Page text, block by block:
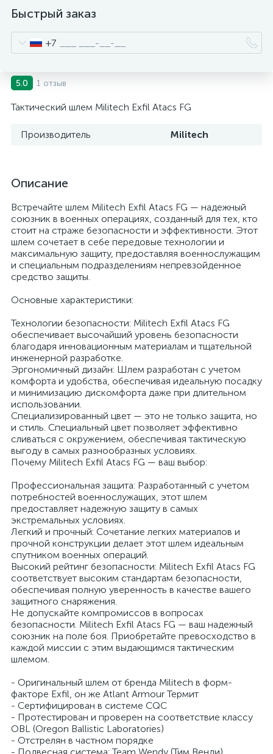
Быстрый заказ
+7
5.0 1 отзыв
Тактический шлем Militech Exfil Atacs FG
Производитель Militech
Описание
Встречайте шлем Militech Exfil Atacs FG — надежный
союзник в военных операциях, созданный для тех, кто
стоит на страже безопасности и эффективности. Этот
шлем сочетает в себе передовые технологии и
максимальную защиту, предоставляя военнослужащим
и специальным подразделениям непревзойденное
средство защиты.
Основные характеристики:
Технологии безопасности: Militech Exfil Atacs FG
обеспечивает высочайший уровень безопасности
благодаря инновационным материалам и тщательной
инженерной разработке.
Эргономичный дизайн: Шлем разработан с учетом
комфорта и удобства, обеспечивая идеальную посадку
и минимизацию дискомфорта даже при длительном
использовании.
Специализированный цвет — это не только защита, но
и стиль. Специальный цвет позволяет эффективно
сливаться с окружением, обеспечивая тактическую
выгоду в самых разнообразных условиях.
Почему Militech Exfil Atacs FG — ваш выбор:
Профессиональная защита: Разработанный с учетом
потребностей военнослужащих, этот шлем
предоставляет надежную защиту в самых
экстремальных условиях.
Легкий и прочный: Сочетание легких материалов и
прочной конструкции делает этот шлем идеальным
спутником военных операций.
Высокий рейтинг безопасности: Militech Exfil Atacs FG
соответствует высоким стандартам безопасности,
обеспечивая полную уверенность в качестве вашего
защитного снаряжения.
Не допускайте компромиссов в вопросах
безопасности. Militech Exfil Atacs FG — ваш надежный
союзник на поле боя. Приобретайте превосходство в
каждой миссии с этим выдающимся тактическим
шлемом.
- Оригинальный шлем от бренда Militech в форм-
факторе Exfil, он же Atlant Armour Термит
- Сертифицирован в системе СQC
- Протестирован и проверен на соответствие классу
OBL (Oregon Ballistic Laboratories)
- Отстрелян в частном порядке